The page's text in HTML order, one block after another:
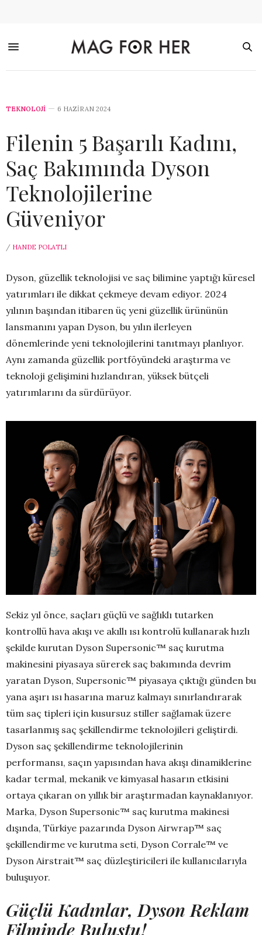
TEKNOLOJİ 6 HAZIRAN 2024
Filenin 5 Başarılı Kadını,
Saç Bakımında Dyson
Teknolojilerine
Güveniyor
/ HANDE POLATLI
Dyson, güzellik teknolojisi ve saç bilimine yaptığı küresel
yatırımları ile dikkat çekmeye devam ediyor. 2024
yılının başından itibaren üç yeni güzellik ürününün
lansmanını yapan Dyson, bu yılın ilerleyen
dönemlerinde yeni teknolojilerini tanıtmayı planlıyor.
Aynı zamanda güzellik portföyündeki araştırma ve
teknoloji gelişimini hızlandıran, yüksek bütçeli
yatırımlarını da sürdürüyor.
Sekiz yıl önce, saçları güçlü ve sağlıklı tutarken
kontrollü hava akışı ve akıllı ısı kontrolü kullanarak hızlı
şekilde kurutan Dyson Supersonic™ saç kurutma
makinesini piyasaya sürerek saç bakımında devrim
yaratan Dyson, Supersonic™ piyasaya çıktığı günden bu
yana aşırı ısı hasarına maruz kalmayı sınırlandırarak
tüm saç tipleri için kusursuz stiller sağlamak üzere
tasarlanmış saç şekillendirme teknolojileri geliştirdi.
Dyson saç şekillendirme teknolojilerinin
performansı, saçın yapısından hava akışı dinamiklerine
kadar termal, mekanik ve kimyasal hasarın etkisini
ortaya çıkaran on yıllık bir araştırmadan kaynaklanıyor.
Marka, Dyson Supersonic™ saç kurutma makinesi
dışında, Türkiye pazarında Dyson Airwrap™ saç
şekillendirme ve kurutma seti, Dyson Corrale™ ve
Dyson Airstrait™ saç düzleştiricileri ile kullanıcılarıyla
buluşuyor.
Güçlü Kadınlar, Dyson Reklam
Filminde Buluştu!